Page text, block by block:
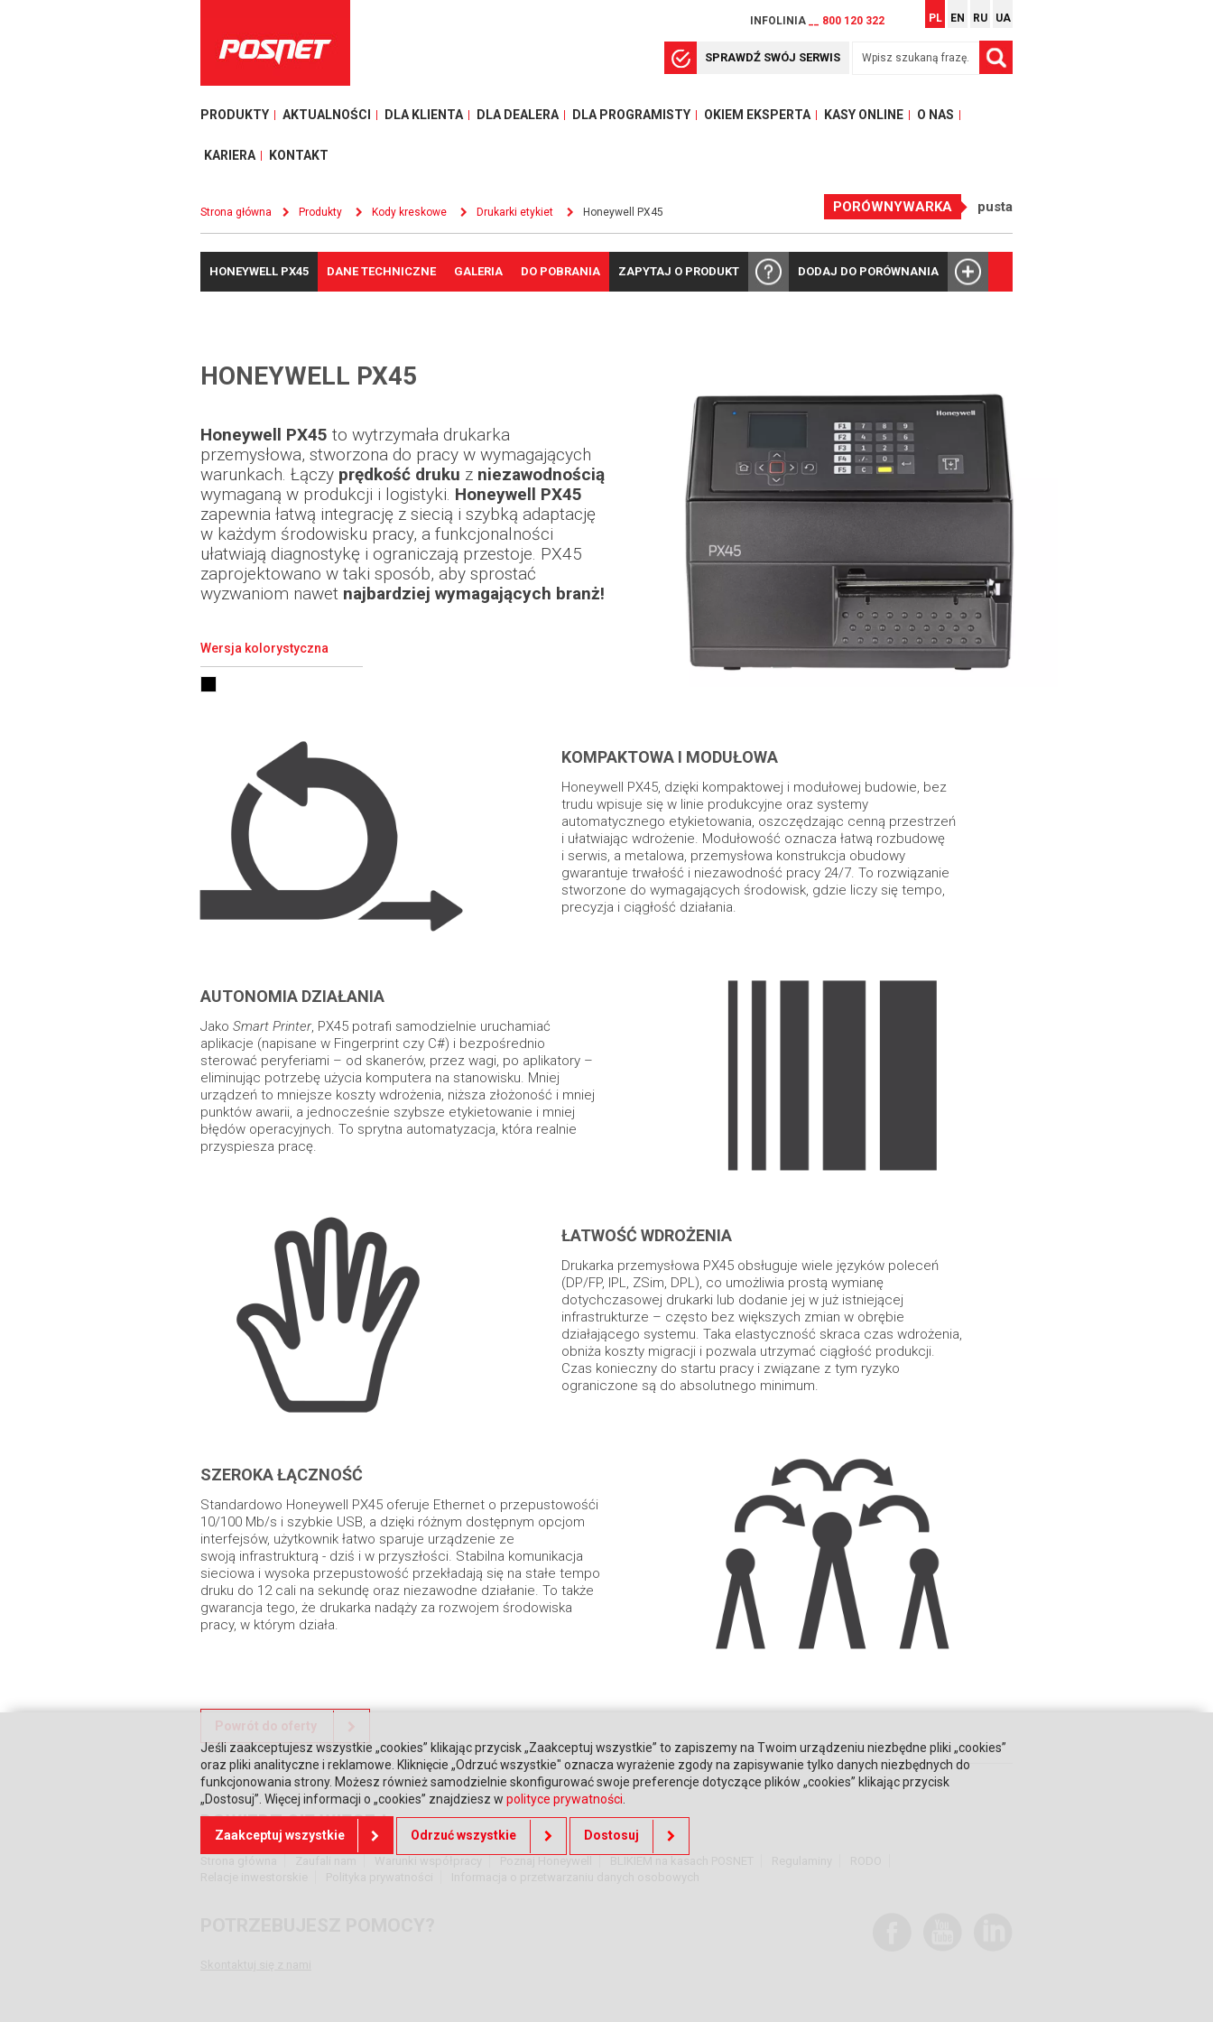
INFOLINIA __ 800 120 322 PL EN RU UA
SPRAWDŹ SWÓJ SERWIS
PRODUKTY AKTUALNOŚCI DLA KLIENTA DLA DEALERA DLA PROGRAMISTY OKIEM EKSPERTA KASY ONLINE O NAS
KARIERA KONTAKT
Strona główna Produkty Kody kreskowe Drukarki etykiet Honeywell PX45 PORÓWNYWARKA pusta
HONEYWELL PX45 DANE TECHNICZNE GALERIA DO POBRANIA ZAPYTAJ O PRODUKT DODAJ DO PORÓWNANIA
HONEYWELL PX45
Honeywell PX45 to wytrzymała drukarka
przemysłowa, stworzona do pracy w wymagających
warunkach. Łączy prędkość druku z niezawodnością
wymaganą w produkcji i logistyki. Honeywell PX45
zapewnia łatwą integrację z siecią i szybką adaptację
w każdym środowisku pracy, a funkcjonalności
ułatwiają diagnostykę i ograniczają przestoje. PX45
zaprojektowano w taki sposób, aby sprostać
wyzwaniom nawet najbardziej wymagających branż!
Wersja kolorystyczna
KOMPAKTOWA I MODUŁOWA
Honeywell PX45, dzięki kompaktowej i modułowej budowie, bez
trudu wpisuje się w linie produkcyjne oraz systemy
automatycznego etykietowania, oszczędzając cenną przestrzeń
i ułatwiając wdrożenie. Modułowość oznacza łatwą rozbudowę
i serwis, a metalowa, przemysłowa konstrukcja obudowy
gwarantuje trwałość i niezawodność pracy 24/7. To rozwiązanie
stworzone do wymagających środowisk, gdzie liczy się tempo,
precyzja i ciągłość działania.
AUTONOMIA DZIAŁANIA
Jako Smart Printer, PX45 potrafi samodzielnie uruchamiać
aplikacje (napisane w Fingerprint czy C#) i bezpośrednio
sterować peryferiami – od skanerów, przez wagi, po aplikatory –
eliminując potrzebę użycia komputera na stanowisku. Mniej
urządzeń to mniejsze koszty wdrożenia, niższa złożoność i mniej
punktów awarii, a jednocześnie szybsze etykietowanie i mniej
błędów operacyjnych. To sprytna automatyzacja, która realnie
przyspiesza pracę.
ŁATWOŚĆ WDROŻENIA
Drukarka przemysłowa PX45 obsługuje wiele języków poleceń
(DP/FP, IPL, ZSim, DPL), co umożliwia prostą wymianę
dotychczasowej drukarki lub dodanie jej w już istniejącej
infrastrukturze – często bez większych zmian w obrębie
działającego systemu. Taka elastyczność skraca czas wdrożenia,
obniża koszty migracji i pozwala utrzymać ciągłość produkcji.
Czas konieczny do startu pracy i związane z tym ryzyko
ograniczone są do absolutnego minimum.
SZEROKA ŁĄCZNOŚĆ
Standardowo Honeywell PX45 oferuje Ethernet o przepustowośći
10/100 Mb/s i szybkie USB, a dzięki różnym dostępnym opcjom
interfejsów, użytkownik łatwo sparuje urządzenie ze
swoją infrastrukturą - dziś i w przyszłości. Stabilna komunikacja
sieciowa i wysoka przepustowość przekładają się na stałe tempo
druku do 12 cali na sekundę oraz niezawodne działanie. To także
gwarancja tego, że drukarka nadąży za rozwojem środowiska
pracy, w którym działa.
Powrót do oferty
DOWIEDZ SIĘ WIĘCEJ
Jeśli zaakceptujesz wszystkie „cookies” klikając przycisk „Zaakceptuj wszystkie” to zapiszemy na Twoim urządzeniu niezbędne pliki „cookies”
oraz pliki analityczne i reklamowe. Kliknięcie „Odrzuć wszystkie" oznacza wyrażenie zgody na zapisywanie tylko danych niezbędnych do
funkcjonowania strony. Możesz również samodzielnie skonfigurować swoje preferencje dotyczące plików „cookies” klikając przycisk
„Dostosuj”. Więcej informacji o „cookies” znajdziesz w polityce prywatności.
Zaakceptuj wszystkie Odrzuć wszystkie Dostosuj